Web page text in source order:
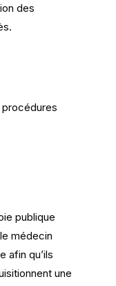
des
procédures
publique
médecin
afin qu’ils
une